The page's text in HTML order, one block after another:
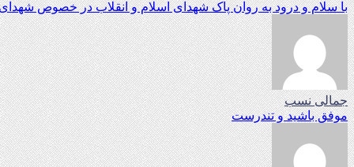
با سلام و درود به روان پاک شهدای اسلام و انقلاب در خصوص
جمالی نسب
موفق باشید و تندرست